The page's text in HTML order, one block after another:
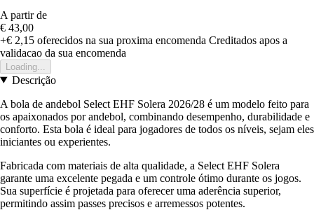
A partir de
€ 43,00
+€ 2,15 oferecidos na sua proxima encomenda Creditados apos a
validacao da sua encomenda
Loading...
Descrição
A bola de andebol Select EHF Solera 2026/28 é um modelo feito para
os apaixonados por andebol, combinando desempenho, durabilidade e
conforto. Esta bola é ideal para jogadores de todos os níveis, sejam eles
iniciantes ou experientes.
Fabricada com materiais de alta qualidade, a Select EHF Solera
garante uma excelente pegada e um controle ótimo durante os jogos.
Sua superfície é projetada para oferecer uma aderência superior,
permitindo assim passes precisos e arremessos potentes.